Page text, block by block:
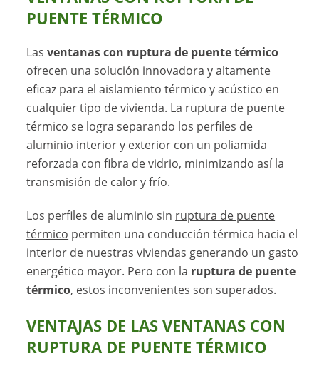
PUENTE TÉRMICO
Lasventanas con ruptura de puente térmico
ofrecen una solución innovadora y altamente
eficaz para el aislamiento térmico y acústico en
cualquier tipo de vivienda. La ruptura de puente
térmico se logra separando los perfiles de
aluminio interior y exterior con un poliamida
reforzada con fibra de vidrio, minimizando así la
transmisión de calor y frío.
Los perfiles de aluminio sin ruptura de puente
térmico permiten una conducción térmica hacia el
interior de nuestras viviendas generando un gasto
energético mayor. Pero con la ruptura de puente
térmico, estos inconvenientes son superados.
VENTAJAS DE LAS VENTANAS CON
RUPTURA DE PUENTE TÉRMICO